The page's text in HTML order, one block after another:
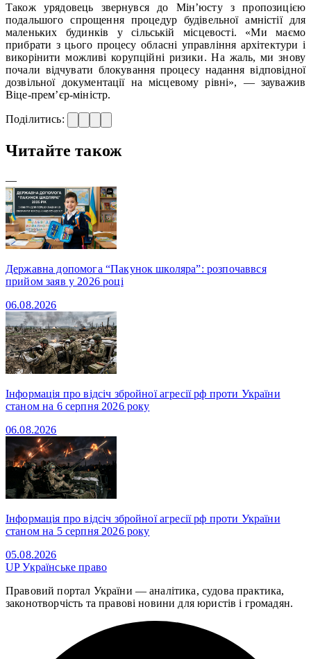
Також урядовець звернувся до Мін’юсту з пропозицією
подальшого спрощення процедур будівельної амністії для
маленьких будинків у сільській місцевості. «Ми маємо
прибрати з цього процесу обласні управління архітектури і
викорінити можливі корупційні ризики. На жаль, ми знову
почали відчувати блокування процесу надання відповідної
дозвільної документації на місцевому рівні», — зауважив
Віце-прем’єр-міністр.
Поділитись:
Читайте також
—
Державна допомога “Пакунок школяра”: розпочаввся
прийом заяв у 2026 році
06.08.2026
Інформація про відсіч збройної агресії рф проти України
станом на 6 серпня 2026 року
06.08.2026
Інформація про відсіч збройної агресії рф проти України
станом на 5 серпня 2026 року
05.08.2026
UPУкраїнське право
Правовий портал України — аналітика, судова практика,
законотворчість та правові новини для юристів і громадян.